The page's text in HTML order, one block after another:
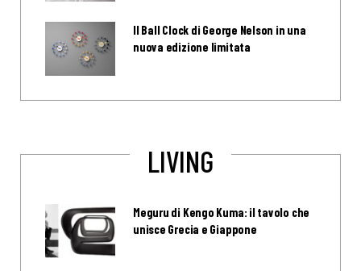
Il Ball Clock di George Nelson in una
nuova edizione limitata
LIVING
Meguru di Kengo Kuma: il tavolo che
unisce Grecia e Giappone